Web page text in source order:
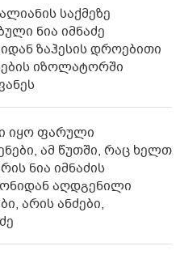
საქმეზე
ნია იმნაძე
ზაჰესის დროებითი
იზოლატორში
იყო ფარული
ამ წუთში, რაც ხელთ
ნია იმნაძის
აღდგენილი
არის ანძები,